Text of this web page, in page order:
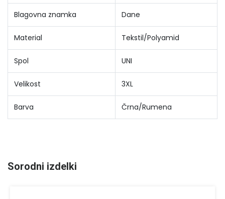
Blagovna znamka Dane
Material Tekstil/Polyamid
Spol UNI
Velikost 3XL
Barva Črna/Rumena
Sorodni izdelki